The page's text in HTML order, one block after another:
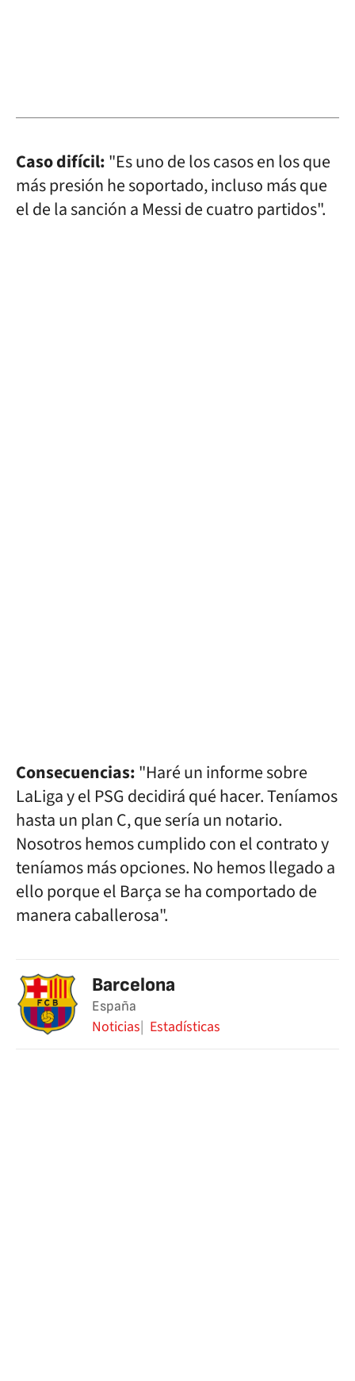
Caso difícil:"Es uno de los casos en los que
más presión he soportado, incluso más que
el de la sanción a Messi de cuatro partidos".
Consecuencias:"Haré un informe sobre
LaLiga y el PSG decidirá qué hacer. Teníamos
hasta un plan C, que sería un notario.
Nosotros hemos cumplido con el contrato y
teníamos más opciones. No hemos llegado a
ello porque el Barça se ha comportado de
manera caballerosa".
Barcelona
España
Noticias Estadísticas